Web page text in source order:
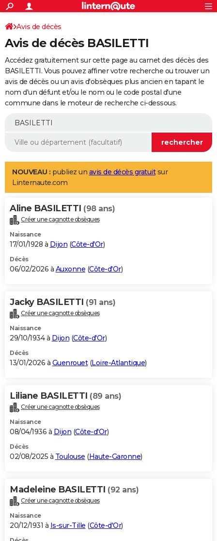
ACTUALITÉS
Politique
Société
Faits Divers
Education
Monde
Villes
+
SPORT
Coupe du monde 2026
Football
Tennis
Cyclisme
Rugby
Forum
Programme TV
TNT
Streaming
Cinéma
Sorties cinéma
Musique
+
FINANCE
Retraite
Epargne
Immobilier
Risques naturels par ville
Banque
Assurance
AUTO
Essais
Réserver un essai
Citadines
Berlines
SUV
Forum auto
+
Mobiles
Meilleur smartphone
Internet
Ordinateurs
Jeux vidéo
Guide high-tech
Aménagement intérieur
LIFESTYLE
Art de vivre
Bien-être
Loisirs
Mode
Modes de vie
Alimentation
Guide de la santé
Maladies
Médicaments
Sommeil
VOYAGE
Destinations
City break
Voyage nature
Voyage de noces
Forum
Climat
+PHOTO
GUIDES D'ACHAT
BONS PLANS
Carte de Noël
Carte Bonne année
Carte Saint-Valentin
Carte Pâques
Carte d'anniversaire
DICTIONNAIRE
Dictionnaire
Biographies
Citations
Expressions
Proverbes
PROGRAMME TV
S'inscrire
Se connecter
Lycées
Collèges
Primaires
Universités
Entreprises
Service militaire
Avis de recherche
AVIS DE DÉCÈS
Bricolage
Lifestyle
Culture
Sport
Auto
Television
Voyage
Cinema
Avis de décès
Avis de décès BASILETTI
Accédez gratuitement sur cette page au carnet des décès des
BASILETTI. Vous pouvez affiner votre recherche ou trouver un
avis de décès ou un avis d'obsèques plus ancien en tapant le
nom d'un défunt et/ou le nom ou le code postal d'une
commune dans le moteur de recherche ci-dessous.
NOUVEAU : publiez un avis de décès gratuitsur
Linternaute.com
Aline BASILETTI (98 ans)
Créer une cagnotte obsèques
Naissance
17/01/1928 à Dijon (Côte-d'Or)
Décès
06/02/2026 à Auxonne (Côte-d'Or)
Jacky BASILETTI (91 ans)
Créer une cagnotte obsèques
Naissance
29/10/1934 à Dijon (Côte-d'Or)
Décès
13/01/2026 à Guenrouet(Loire-Atlantique)
Liliane BASILETTI (89 ans)
Créer une cagnotte obsèques
Naissance
08/04/1936 à Dijon (Côte-d'Or)
Décès
02/08/2025 à Toulouse (Haute-Garonne)
Madeleine BASILETTI (92 ans)
Créer une cagnotte obsèques
Naissance
20/12/1931 à Is-sur-Tille (Côte-d'Or)